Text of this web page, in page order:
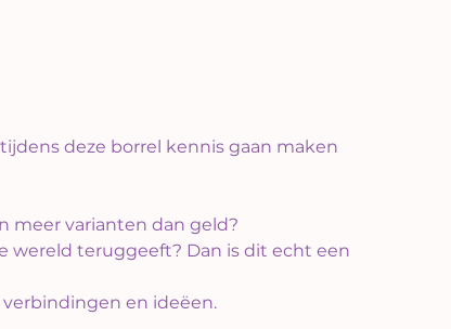
deze borrel kennis gaan maken
meer varianten dan geld?
wereld teruggeeft? Dan is dit echt een
en ideëen.